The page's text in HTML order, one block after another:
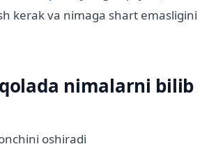
kerak va nimaga shart emasligini
nimalarni bilib
oshiradi